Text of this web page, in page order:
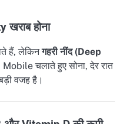
खराब होना
हैं, लेकिनगहरी नींद (Deep
Mobile चलाते हुए सोना, देर रात
वजह है।